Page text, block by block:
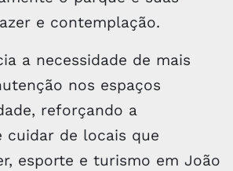
e contemplação.
a necessidade de mais
nos espaços
reforçando a
cuidar de locais que
esporte e turismo em João